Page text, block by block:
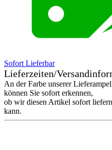
Sofort Lieferbar
Lieferzeiten/
An der Farbe unserer
können Sie sofort erkennen,
ob wir diesen Artikel sofort
kann.